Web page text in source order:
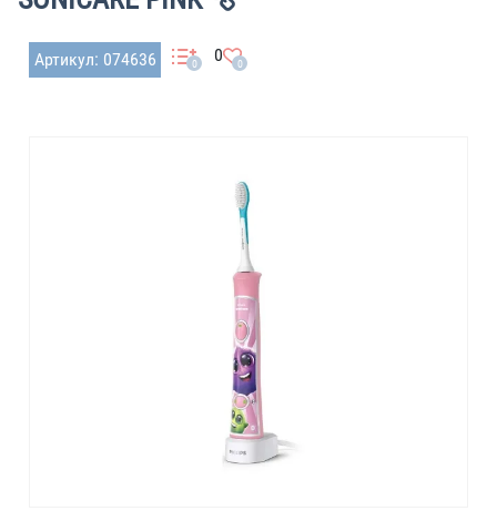
Артикул: 074636 0 0 0